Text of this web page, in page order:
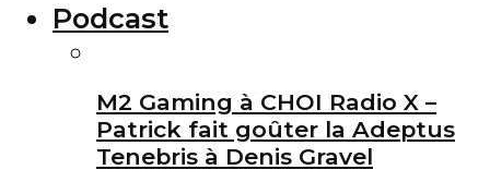
Podcast
M2 Gaming à CHOI Radio X –
Patrick fait goûter la Adeptus
Tenebris à Denis Gravel